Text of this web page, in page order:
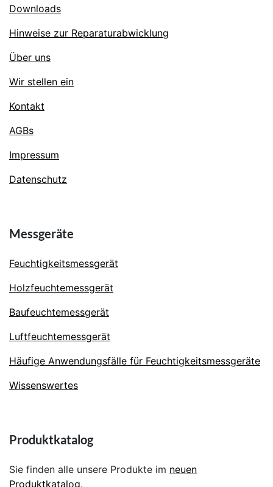
Downloads
Hinweise zur Reparaturabwicklung
Über uns
Wir stellen ein
Kontakt
AGBs
Impressum
Datenschutz
Messgeräte
Feuchtigkeitsmessgerät
Holzfeuchtemessgerät
Baufeuchtemessgerät
Luftfeuchtemessgerät
Häufige Anwendungsfälle für Feuchtigkeitsmessgeräte
Wissenswertes
Produktkatalog
Sie finden alle unsere Produkte im neuen
Produktkatalog.